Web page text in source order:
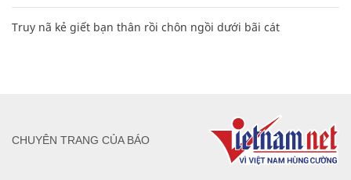
Truy nã kẻ giết bạn thân rồi chôn ngồi dưới bãi cát
CHUYÊN TRANG CỦA BÁO